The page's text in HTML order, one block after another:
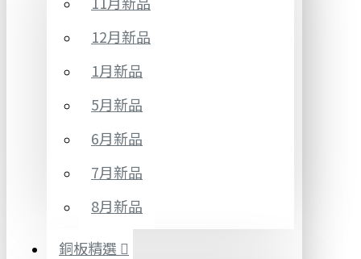
12月新品
1月新品
5月新品
6月新品
7月新品
8月新品
銅板精選